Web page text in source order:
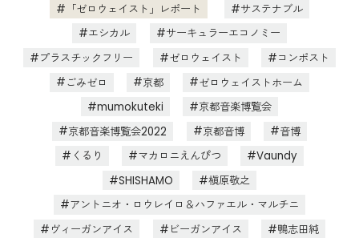
「ゼロウェイスト」レポート
サステナブル
エシカル
サーキュラーエコノミー
プラスチックフリー
ゼロウェイスト
コンポスト
ごみゼロ
京都
ゼロウェイストホーム
mumokuteki
京都音楽博覧会
京都音楽博覧会2022
京都音博
音博
くるり
マカロニえんぴつ
Vaundy
SHISHAMO
槇原敬之
アントニオ・ロウレイロ＆ハファエル・マルチニ
ヴィーガンアイス
ビーガンアイス
鴨志田純